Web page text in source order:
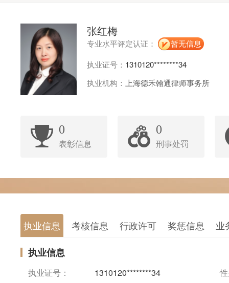
张红梅
专业水平评定认证：
暂无信息
执业证号： 1310120********34
执业机构： 上海德禾翰通律师事务所
0
表彰信息
0
刑事处罚
执业信息 考核信息 行政许可 奖惩信息 业
执业信息
执业证号： 1310120********34